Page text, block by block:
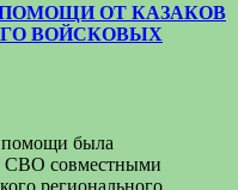
ОТ КАЗАКОВ
ВОЙСКОВЫХ
помощи была
СВО совместными
регионального